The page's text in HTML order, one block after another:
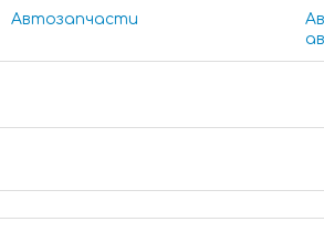
Автозапчасти